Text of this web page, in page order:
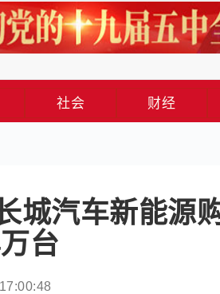
社会 财经
城汽车新能源
台